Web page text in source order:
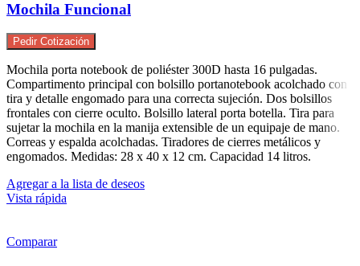
Mochila Funcional
Pedir Cotización
Mochila porta notebook de poliéster 300D hasta 16 pulgadas.
Compartimento principal con bolsillo portanotebook acolchado con
tira y detalle engomado para una correcta sujeción. Dos bolsillos
frontales con cierre oculto. Bolsillo lateral porta botella. Tira para
sujetar la mochila en la manija extensible de un equipaje de mano.
Correas y espalda acolchadas. Tiradores de cierres metálicos y
engomados. Medidas: 28 x 40 x 12 cm. Capacidad 14 litros.
Agregar a la lista de deseos
Vista rápida
Comparar